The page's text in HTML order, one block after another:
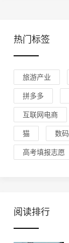
热门标签
旅游产业
拼多多
互联网电商
猫 数码
高考填报志愿
阅读排行